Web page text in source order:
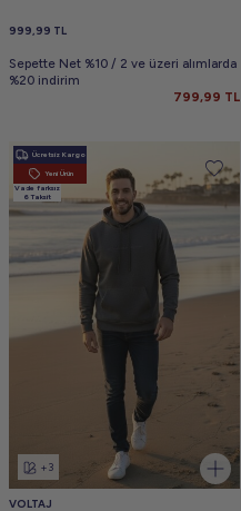
999,99 TL
Sepette Net %10 / 2 ve üzeri alımlarda
%20 indirim
799,99 TL
Ücretsiz Kargo
Yeni Ürün
Vade farksız
6 Taksit
+3
VOLTAJ